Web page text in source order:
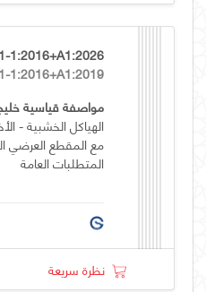
1:2016+A1:2026
1:2016+A1:2019
مواصفة قياسية
الهياكل الخشبية -
المتطلبات العامة
نظرة سريعة